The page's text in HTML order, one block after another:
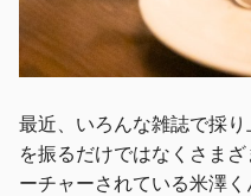
最近、いろんな雑誌で採
を振るだけではなくさま
ーチャーされている米澤